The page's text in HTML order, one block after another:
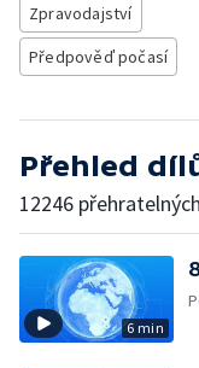
Zpravodajství
Předpověď počasí
Přehled
12246 přehratelných
6 min